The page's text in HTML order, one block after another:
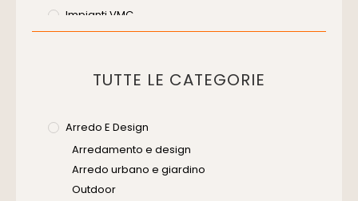
Impianti VMC
Progettazione Infrastrutturale
Senza Categoria
Software
TUTTE LE CATEGORIE
Arredo E Design
Arredamento e design
Arredo urbano e giardino
Outdoor